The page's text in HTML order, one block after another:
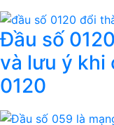
Đầu số
và lưu ý khi
0120